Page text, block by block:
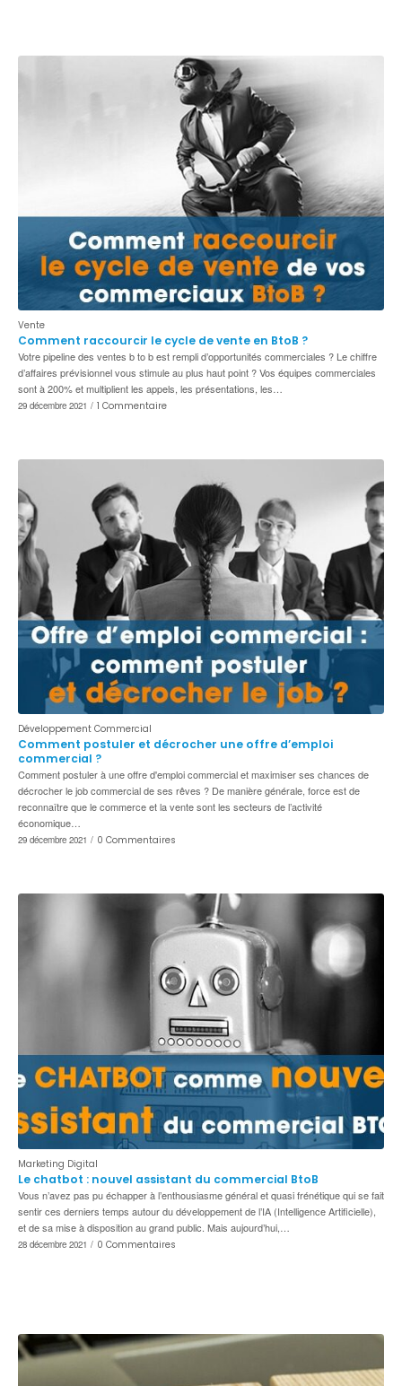
Vente
Comment raccourcir le cycle de vente en BtoB ?
Votre pipeline des ventes b to b est rempli d’opportunités commerciales ? Le chiffre
d’affaires prévisionnel vous stimule au plus haut point ? Vos équipes commerciales
sont à 200% et multiplient les appels, les présentations, les…
29 décembre 2021 / 1 Commentaire
Développement Commercial
Comment postuler et décrocher une offre d’emploi
commercial ?
Comment postuler à une offre d'emploi commercial et maximiser ses chances de
décrocher le job commercial de ses rêves ? De manière générale, force est de
reconnaître que le commerce et la vente sont les secteurs de l’activité
économique…
29 décembre 2021 / 0 Commentaires
Marketing Digital
Le chatbot : nouvel assistant du commercial BtoB
Vous n’avez pas pu échapper à l’enthousiasme général et quasi frénétique qui se fait
sentir ces derniers temps autour du développement de l’IA (Intelligence Artificielle),
et de sa mise à disposition au grand public. Mais aujourd’hui,…
28 décembre 2021 / 0 Commentaires